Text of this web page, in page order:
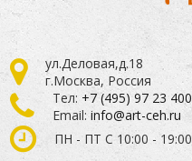
ул.Деловая,д.18
г.Москва, Россия
Тел: +7 (495) 97 23 400
Email:info@art-ceh.ru
ПН - ПТ С 10:00 - 19:00